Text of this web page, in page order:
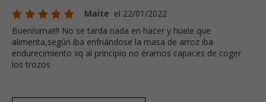
Maite el 22/01/2022
Buenísima!!!! No se tarda nada en hacer y huele que
alimenta,según iba enfriándose la masa de arroz iba
endurecimiento xq al principio no éramos capaces de coger
los trozos